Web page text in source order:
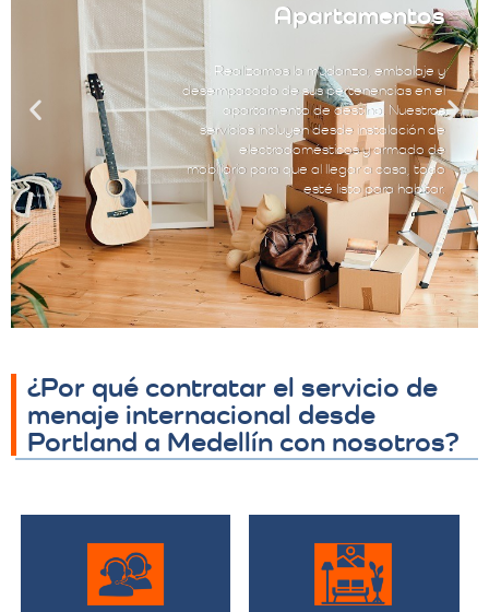
Apartamentos
Realizamos la mudanza, embalaje y
desempacado de sus pertenencias en el
apartamento de destino. Nuestros
servicios incluyen desde instalación de
electrodomésticos y armado de
mobiliario para que al llegar a casa, todo
esté listo para habitar.
¿Por qué contratar el servicio de
menaje internacional desde
Portland a Medellín con nosotros?